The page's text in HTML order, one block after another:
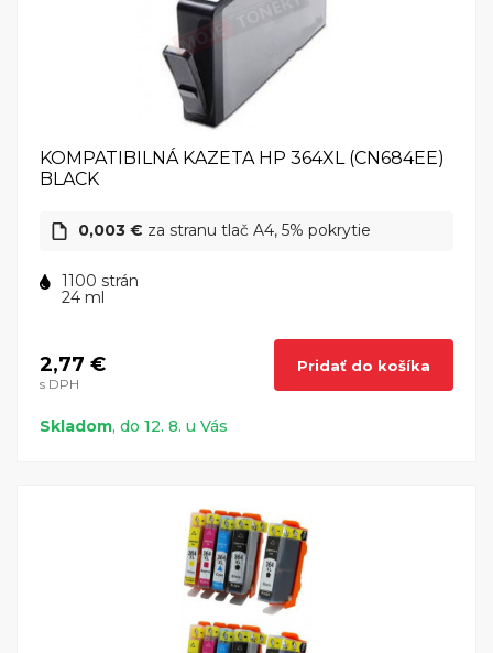
KOMPATIBILNÁ KAZETA HP 364XL (CN684EE)
BLACK
0,003 € za stranu tlač A4, 5% pokrytie
1100 strán
24 ml
2,77 €
s DPH
Pridať do košíka
Skladom, do 12. 8. u Vás